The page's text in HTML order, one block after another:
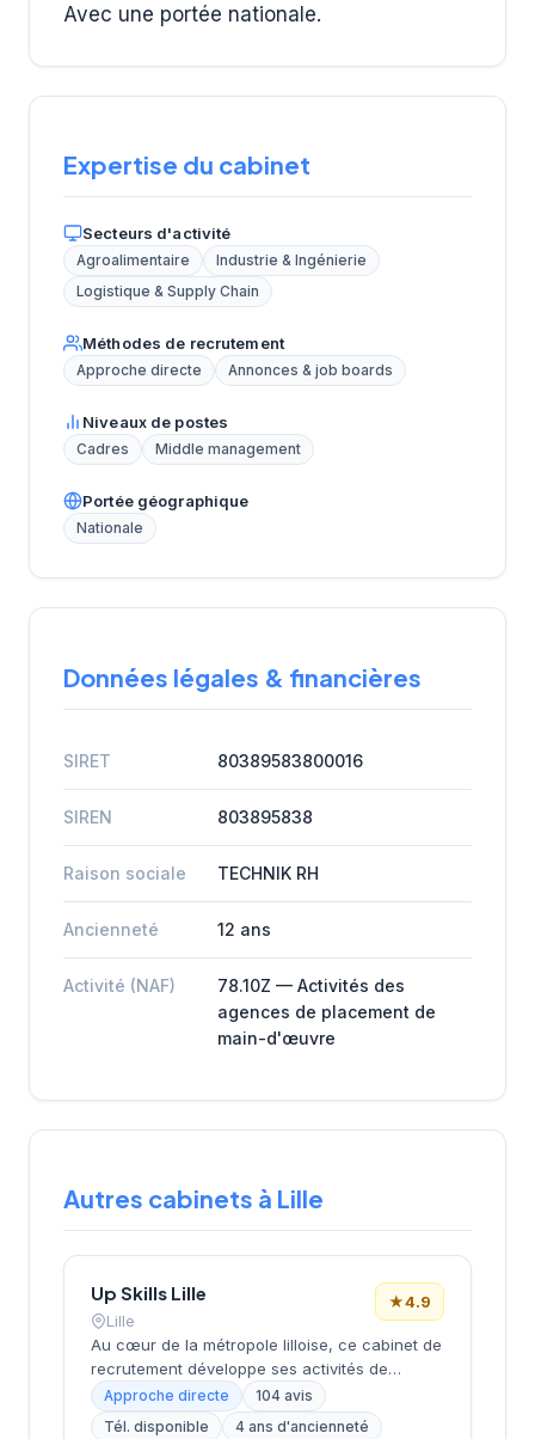
Avec une portée nationale.
Expertise du cabinet
Secteurs d'activité
Agroalimentaire
Industrie & Ingénierie
Logistique & Supply Chain
Méthodes de recrutement
Approche directe Annonces & job boards
Niveaux de postes
Cadres Middle management
Portée géographique
Nationale
Données légales & financières
SIRET 80389583800016
SIREN 803895838
Raison sociale TECHNIK RH
Ancienneté 12 ans
Activité (NAF)
78.10Z — Activités des
agences de placement de
main-d'œuvre
Autres cabinets à Lille
Up Skills Lille
Lille
★4.9
Au cœur de la métropole lilloise, ce cabinet de
recrutement développe ses activités de
placement et de conseil RH depuis son
implantation boulevard Louis XIV. La structure
Approche directe
104 avis
Tél. disponible
4 ans d'ancienneté